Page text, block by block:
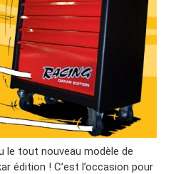
le tout nouveau modèle de
édition ! C’est l’occasion pour